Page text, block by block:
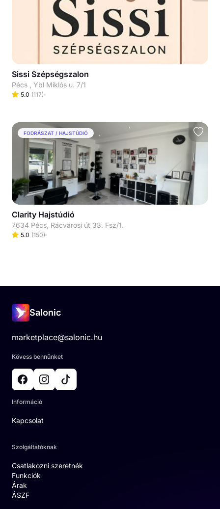
Sissi Szépségszalon
Pécs , Ybl Miklós u. 7/1
5.0 (117)
FODRÁSZAT / HAJSTÚDIÓ
Clarity Hajstúdió
7634 Pécs, Rácvárosi út 33. Fsz/1.
5.0 (150)
Salonic
marketplace@salonic.hu
Kövess bennünket
Információ
Kapcsolat
Szolgáltatóknak
Csatlakozni szeretnék
Funkciók
Árak
ÁSZF